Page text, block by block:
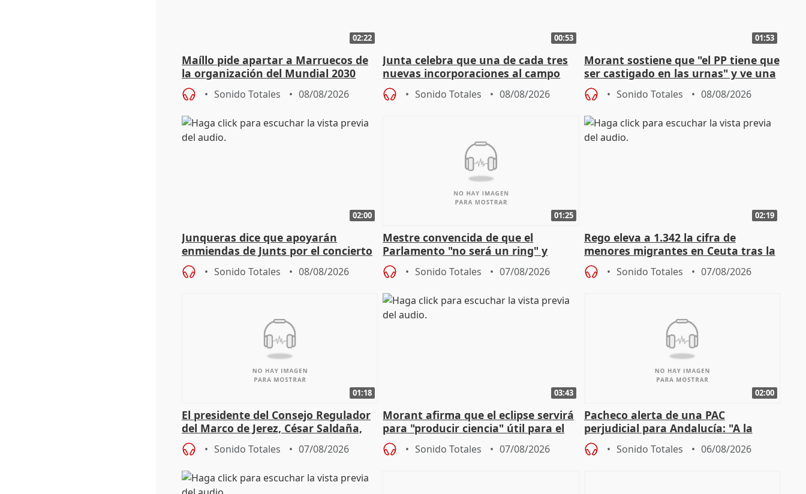
02:22
Maíllo pide apartar a Marruecos de
la organización del Mundial 2030
Sonido Totales 08/08/2026
00:53
Junta celebra que una de cada tres
nuevas incorporaciones al campo
andaluz son mujeres jóvenes
Sonido Totales 08/08/2026
01:53
Morant sostiene que "el PP tiene que
ser castigado en las urnas" y ve una
"pulsión de cambio"
Sonido Totales 08/08/2026
02:00
Junqueras dice que apoyarán
enmiendas de Junts por el concierto
en el trámite de financiación
Sonido Totales 08/08/2026
01:25
Mestre convencida de que el
Parlamento "no será un ring" y
defiende "estabilidad" del pacto con
Vox
Sonido Totales 07/08/2026
02:19
Rego eleva a 1.342 la cifra de
menores migrantes en Ceuta tras la
entrada masiva
Sonido Totales 07/08/2026
01:18
El presidente del Consejo Regulador
del Marco de Jerez, César Saldaña,
sobre exportaciones
Sonido Totales 07/08/2026
03:43
Morant afirma que el eclipse servirá
para "producir ciencia" útil para el
resto del mundo
Sonido Totales 07/08/2026
02:00
Pacheco alerta de una PAC
perjudicial para Andalucía: "A la
agricultura hay que protegerla"
Sonido Totales 06/08/2026